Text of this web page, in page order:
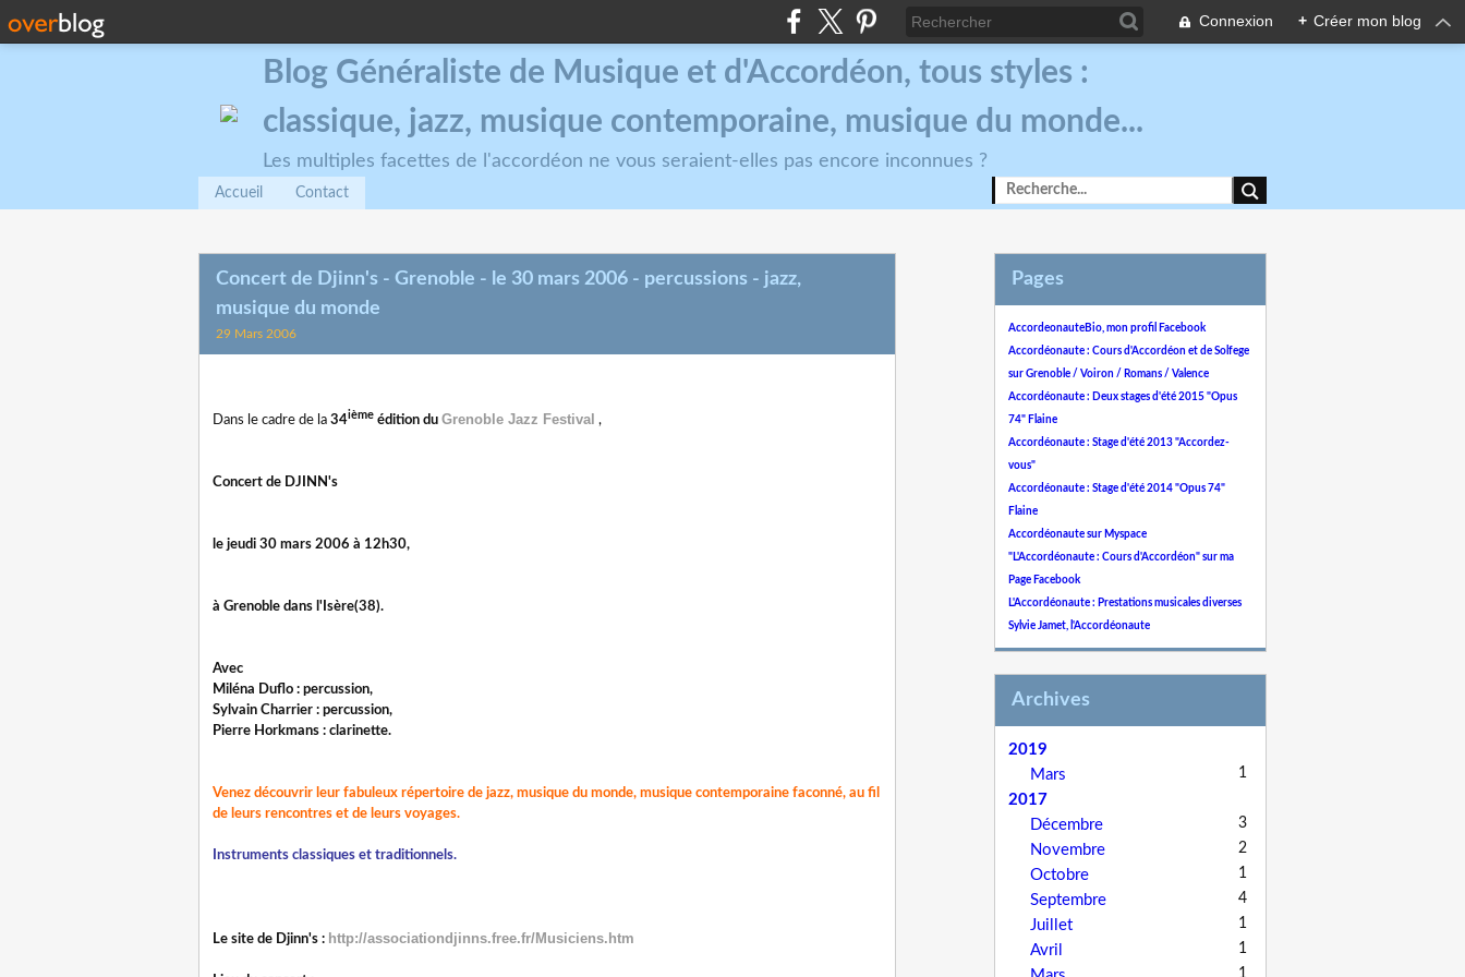
Connexion + Créer mon blog
Blog Généraliste de Musique et d'Accordéon, tous styles :
classique, jazz, musique contemporaine, musique du monde...
Les multiples facettes de l'accordéon ne vous seraient-elles pas encore inconnues ?
Accueil Contact
Concert de Djinn's - Grenoble - le 30 mars 2006 - percussions - jazz,
musique du monde
29 Mars 2006
Dans le cadre de la 34ième édition du Grenoble Jazz Festival ,
Concert de DJINN's
le jeudi 30 mars 2006 à 12h30,
à Grenoble dans l'Isère(38).
Avec
Miléna Duflo : percussion,
Sylvain Charrier : percussion,
Pierre Horkmans : clarinette.
Venez découvrir leur fabuleux répertoire de jazz, musique du monde, musique contemporaine faconné, au fil
de leurs rencontres et de leurs voyages.
Instruments classiques et traditionnels.
Le site de Djinn's : http://associationdjinns.free.fr/Musiciens.htm
Pages
AccordeonauteBio, mon profil Facebook
Accordéonaute : Cours d'Accordéon et de Solfege
sur Grenoble / Voiron / Romans / Valence
Accordéonaute : Deux stages d'été 2015 "Opus
74" Flaine
Accordéonaute : Stage d'été 2013 "Accordez-
vous"
Accordéonaute : Stage d'été 2014 "Opus 74"
Flaine
Accordéonaute sur Myspace
"L'Accordéonaute : Cours d'Accordéon" sur ma
Page Facebook
L'Accordéonaute : Prestations musicales diverses
Sylvie Jamet, l'Accordéonaute
Archives
2019
Mars
1
2017
Décembre
3
Novembre 2
Octobre 1
Septembre 4
Juillet 1
Avril 1
1